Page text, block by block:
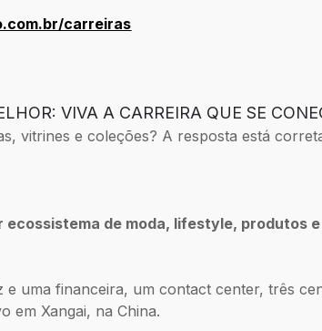
carreiras
VIVA A CARREIRA QUE SE
vitrines e coleções? A resposta está
de moda, lifestyle, produtos
uma financeira, um contact center, três
em Xangai, na China.